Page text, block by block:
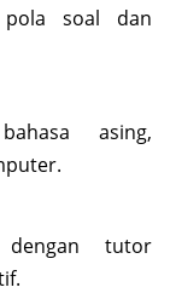
pola soal dan
asing,
tutor